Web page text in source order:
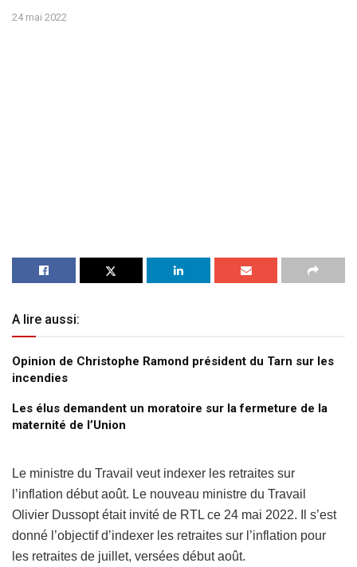
24 mai 2022
A lire aussi:
Opinion de Christophe Ramond président du Tarn sur les
incendies
Les élus demandent un moratoire sur la fermeture de la
maternité de l’Union
Le ministre du Travail veut indexer les retraites sur
l’inflation début août. Le nouveau ministre du Travail
Olivier Dussopt était invité de RTL ce 24 mai 2022. Il s’est
donné l’objectif d’indexer les retraites sur l’inflation pour
les retraites de juillet, versées début août.